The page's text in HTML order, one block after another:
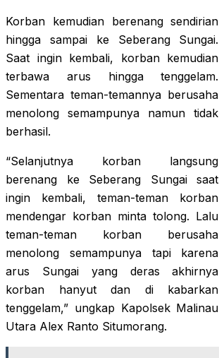
Korban kemudian berenang sendirian
hingga sampai ke Seberang Sungai.
Saat ingin kembali, korban kemudian
terbawa arus hingga tenggelam.
Sementara teman-temannya berusaha
menolong semampunya namun tidak
berhasil.
“Selanjutnya korban langsung
berenang ke Seberang Sungai saat
ingin kembali, teman-teman korban
mendengar korban minta tolong. Lalu
teman-teman korban berusaha
menolong semampunya tapi karena
arus Sungai yang deras akhirnya
korban hanyut dan di kabarkan
tenggelam,” ungkap Kapolsek Malinau
Utara Alex Ranto Situmorang.